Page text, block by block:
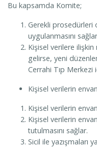
Bu kapsamda Komite;
Gerekli prosedürleri
uygulanmasını
Kişisel verilere
gelirse, yeni
Cerrahi Tıp Merkezi
Kişisel verilerin
Kişisel verilerin
Kişisel verilerin
tutulmasını sağlar.
Sicil ile yazışmaları